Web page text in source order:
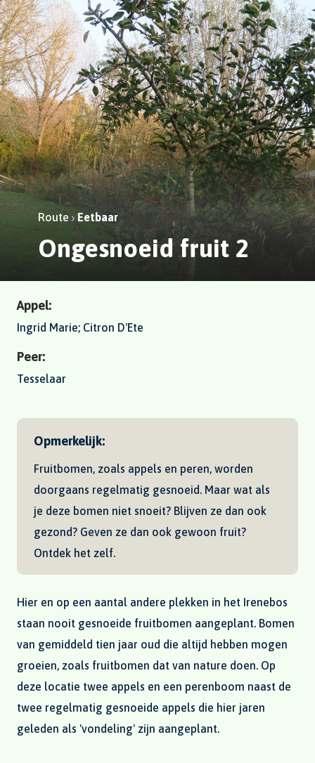
Route Eetbaar
Ongesnoeid fruit 2
Appel:
Ingrid Marie; Citron D'Ete
Peer:
Tesselaar
Opmerkelijk:
Fruitbomen, zoals appels en peren, worden
doorgaans regelmatig gesnoeid. Maar wat als
je deze bomen niet snoeit? Blijven ze dan ook
gezond? Geven ze dan ook gewoon fruit?
Ontdek het zelf.
Hier en op een aantal andere plekken in het Irenebos
staan nooit gesnoeide fruitbomen aangeplant. Bomen
van gemiddeld tien jaar oud die altijd hebben mogen
groeien, zoals fruitbomen dat van nature doen. Op
deze locatie twee appels en een perenboom naast de
twee regelmatig gesnoeide appels die hier jaren
geleden als 'vondeling' zijn aangeplant.